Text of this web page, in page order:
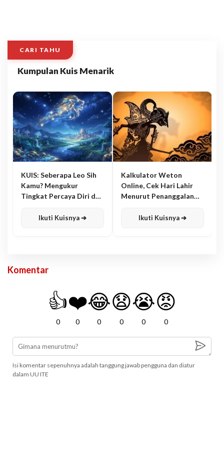
CARI TAHU
Kumpulan Kuis Menarik
KUIS: Seberapa Leo Sih
Kamu? Mengukur
Tingkat Percaya Diri dan
Ikuti Kuisnya ➔
Kalkulator Weton
Online, Cek Hari Lahir
Menurut Penanggalan
Ikuti Kuisnya ➔
Komentar
👍
0
❤️
0
😂
0
😧
0
😭
0
😡
0
Isi komentar sepenuhnya adalah tanggung jawab pengguna dan diatur
dalam UU ITE